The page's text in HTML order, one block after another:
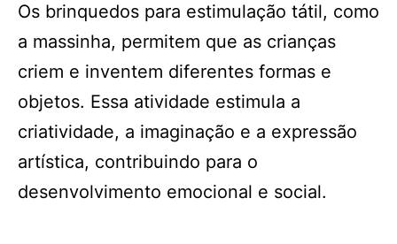
Os brinquedos para estimulação tátil, como
a massinha, permitem que as crianças
criem e inventem diferentes formas e
objetos. Essa atividade estimula a
criatividade, a imaginação e a expressão
artística, contribuindo para o
desenvolvimento emocional e social.